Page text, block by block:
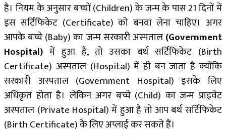
है। नियम के अनुसार बच्चों (Children) के जन्म के पास 21 दिनों में
इस सर्टिफिकेट (Certificate) को बनवा लेना चाहिए। अगर
आपके बच्चे (Baby) का जन्म सरकारी अस्पताल(Government
Hospital) में हुआ है, तो उसका बर्थ सर्टिफिकेट (Birth
Certificate) अस्पताल (Hospital) में ही बन जाता है क्योंकि
सरकारी अस्पताल (Government Hospital) इसके लिए
अधिकृत होता है। लेकिन अगर बच्चे (Child) का जन्म प्राइवेट
अस्पताल (Private Hospital) में हुआ है तो आप बर्थ सर्टिफिकेट
(Birth Certificate) के लिए अप्लाई कर सकते हैं।